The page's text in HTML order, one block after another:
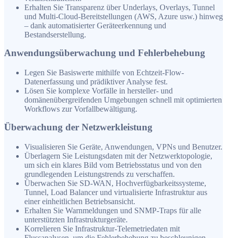
Erhalten Sie Transparenz über Underlays, Overlays, Tunnel
und Multi-Cloud-Bereitstellungen (AWS, Azure usw.) hinweg
– dank automatisierter Geräteerkennung und
Bestandserstellung.
Anwendungsüberwachung und Fehlerbehebung
Legen Sie Basiswerte mithilfe von Echtzeit-Flow-
Datenerfassung und prädiktiver Analyse fest.
Lösen Sie komplexe Vorfälle in hersteller- und
domänenübergreifenden Umgebungen schnell mit optimierten
Workflows zur Vorfallbewältigung.
Überwachung der Netzwerkleistung
Visualisieren Sie Geräte, Anwendungen, VPNs und Benutzer.
Überlagern Sie Leistungsdaten mit der Netzwerktopologie,
um sich ein klares Bild vom Betriebsstatus und von den
grundlegenden Leistungstrends zu verschaffen.
Überwachen Sie SD-WAN, Hochverfügbarkeitssysteme,
Tunnel, Load Balancer und virtualisierte Infrastruktur aus
einer einheitlichen Betriebsansicht.
Erhalten Sie Warnmeldungen und SNMP-Traps für alle
unterstützten Infrastrukturgeräte.
Korrelieren Sie Infrastruktur-Telemetriedaten mit